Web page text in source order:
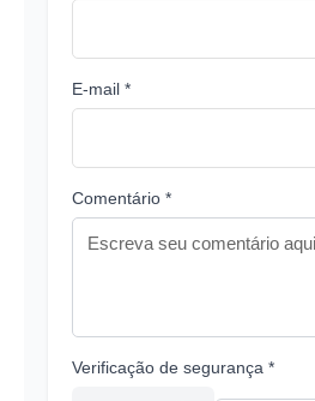
E-mail *
Comentário *
Verificação de segurança *